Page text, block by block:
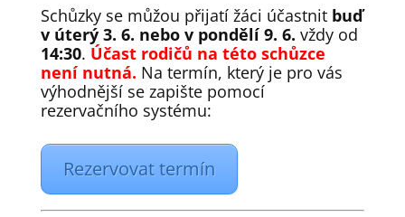
Schůzky se můžou přijatí žáci účastnitbuď
v úterý 3. 6. nebo v pondělí 9. 6. vždy od
14:30. Účast rodičů na této schůzce
není nutná. Na termín, který je pro vás
výhodnější se zapište pomocí
rezervačního systému:
Rezervovat termín